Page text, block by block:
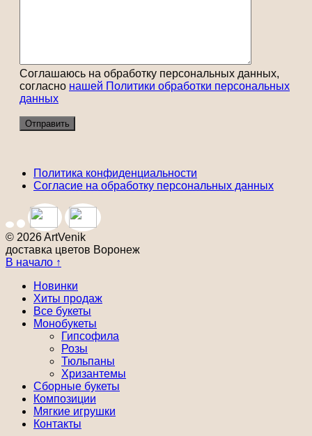
Соглашаюсь на обработку персональных данных,
согласно нашей Политики обработки персональных
данных
Политика конфиденциальности
Согласие на обработку персональных данных
© 2026 ArtVenik
доставка цветов Воронеж
В начало ↑
Новинки
Хиты продаж
Все букеты
Монобукеты
Гипсофила
Розы
Тюльпаны
Хризантемы
Сборные букеты
Композиции
Мягкие игрушки
Контакты